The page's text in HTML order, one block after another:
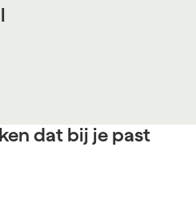
dat bij je past